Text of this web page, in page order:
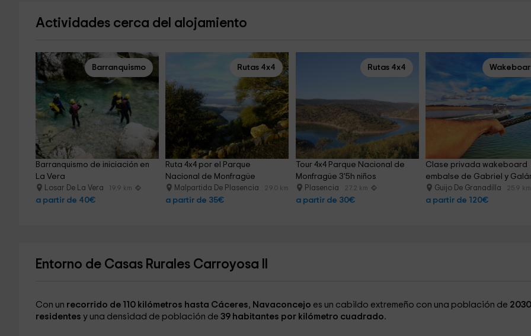
Actividades cerca del alojamiento
Barranquismo
Barranquismo de iniciación en
La Vera
Losar De La Vera 19.9 km
a partir de 40€
Rutas 4x4
Ruta 4x4 por el Parque
Nacional de Monfragüe
Malpartida De Plasencia 29.0 km
a partir de 35€
Rutas 4x4
Tour 4x4 Parque Nacional de
Monfragüe 3'5h niños
Plasencia 27.2 km
a partir de 30€
Clase privada wakeboard
embalse de Gabriel y
Guijo De Granadilla 25.9 km
a partir de 120€
Entorno de Casas Rurales Carroyosa II
Con un recorrido de 110 kilómetros hasta Cáceres, Navaconcejo es un cabildo extremeño con una población de 2030
residentes y una densidad de población de 39 habitantes por kilómetro cuadrado.